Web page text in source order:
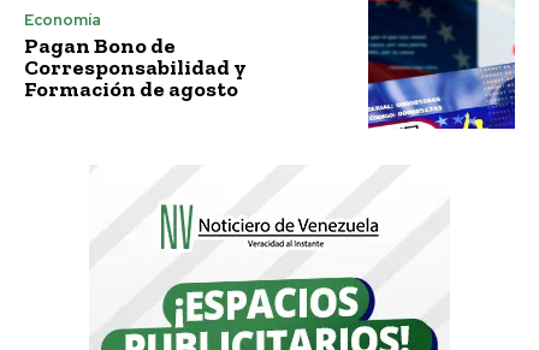
Economía
Pagan Bono de
Corresponsabilidad y
Formación de agosto